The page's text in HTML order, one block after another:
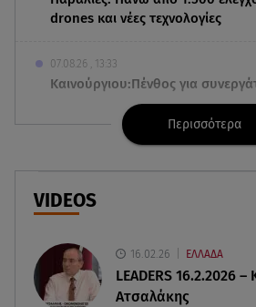
drones και νέες τεχνολογίες
07.08.26 , 13:33
Καινούργιου:Πένθος για
μου λείπεις πάντα και για πάντα»
Γιάννης Στάνκογλου: Δείτε τον
Συνελήφθη 31χρονος για τις
«Ζαμπόν» και του Σκαφτούρου
Περισσότερα
VIDEOS
16.02.26 ΕΛΛΑΔΑ
LEADERS 16.2.2026 –
Ατσαλάκης